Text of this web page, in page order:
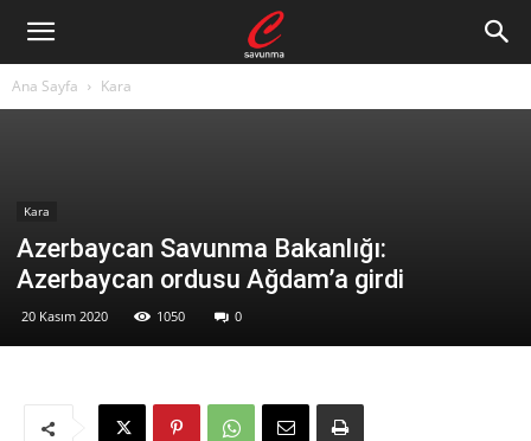
Ana Sayfa Kara
Kara
Azerbaycan Savunma Bakanlığı:
Azerbaycan ordusu Ağdam’a girdi
20 Kasım 2020 1050 0